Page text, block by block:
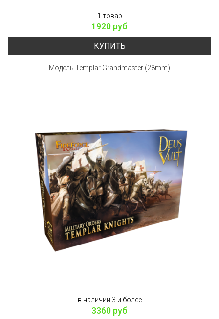
1 товар
1920 руб
КУПИТЬ
Модель Templar Grandmaster (28mm)
в наличии 3 и более
3360 руб